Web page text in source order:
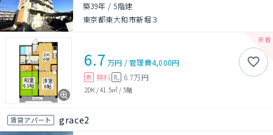
築39年 /5階建
東京都東大和市新堀３
6.7 万円 /管理費4,000円
敷 無料 礼 6.7万円
2DK /41.5㎡ / 5階
賃貸アパート grace2